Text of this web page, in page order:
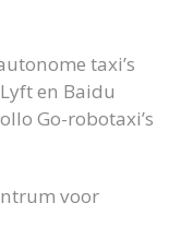
taxi’s
en Baidu
Go-robotaxi’s
voor